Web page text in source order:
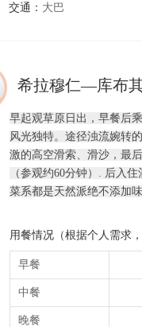
交通： 大巴
希拉穆仁—库布
早起观草原日出，早餐后
风光独特。途径浊流婉转
激的高空滑索、滑沙，最
（参观约60分钟）. 后入
菜系都是天然派绝不添加
用餐情况（根据个人需求
早餐
中餐
晚餐